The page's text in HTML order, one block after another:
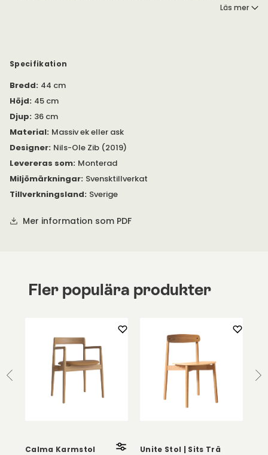
standardbets på ask eller vitpigmenterad ek eller ask.
filttassar.
Se bifogad PDF under 'Specifikation' för mer information om
produkten.
Läs mer
Specifikation
Bredd: 44 cm
Höjd: 45 cm
Djup: 36 cm
Material: Massiv ek eller ask
Designer: Nils-Ole Zib (2019)
Levereras som: Monterad
Miljömärkningar: Svensktillverkat
Tillverkningsland: Sverige
Mer information som PDF
Fler populära produkter
Calma Karmstol Unite Stol | Sits Trä